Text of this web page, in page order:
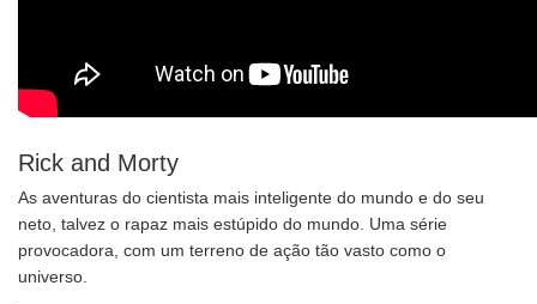
Rick and Morty
As aventuras do cientista mais inteligente do mundo e do seu
neto, talvez o rapaz mais estúpido do mundo. Uma série
provocadora, com um terreno de ação tão vasto como o
universo.